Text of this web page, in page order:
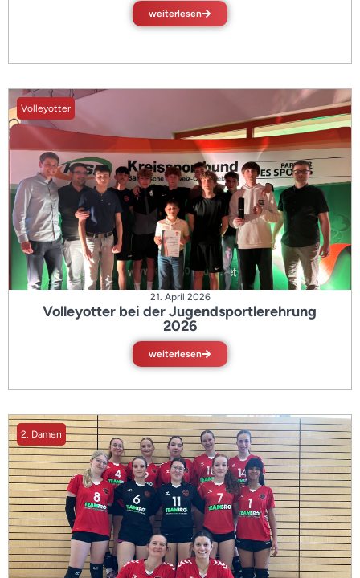
weiterlesen
Volleyotter
21. April 2026
Volleyotter bei der Jugendsportlerehrung
2026
weiterlesen
2. Damen